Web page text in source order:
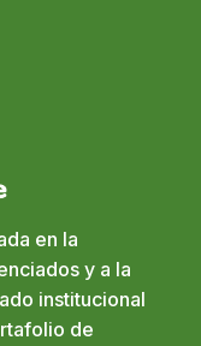
en la
y a la
institucional
de